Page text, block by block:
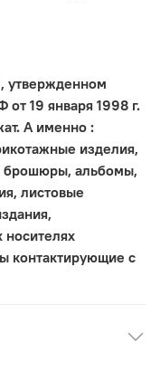
утвержденном
19 января 1998 г.
А именно :
изделия,
брошюры, альбомы,
листовые
носителях
контактирующие с